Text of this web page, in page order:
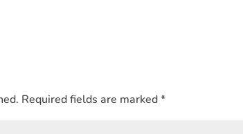
Required fields are marked*